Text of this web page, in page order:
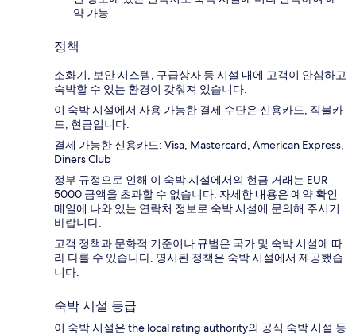
약 가능
정책
소화기, 보안 시스템, 구급상자 등 시설 내에 고객이 안심하고
숙박할 수 있는 환경이 갖춰져 있습니다.
이 숙박 시설에서 사용 가능한 결제 수단은 신용카드, 직불카
드, 현금입니다.
결제 가능한 신용카드: Visa, Mastercard, American Express,
Diners Club
정부 규정으로 인해 이 숙박 시설에서의 현금 거래는 EUR
5000 금액을 초과할 수 없습니다. 자세한 내용은 예약 확인
메일에 나와 있는 연락처 정보로 숙박 시설에 문의해 주시기
바랍니다.
고객 정책과 문화적 기준이나 규범은 국가 및 숙박 시설에 따
라 다를 수 있습니다. 명시된 정책은 숙박 시설에서 제공했습
니다.
숙박 시설 등급
이 숙박 시설은 the local rating authority의 공식 숙박 시설 등